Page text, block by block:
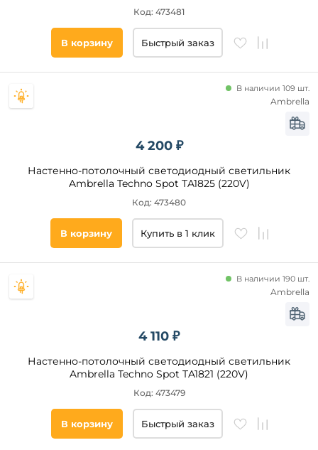
С USB-
Наличие
Подобрать
Код: 473481
В корзину Быстрый заказ
4 200 ₽
Настенно-потолочный светодиодный светильник
Ambrella Techno Spot TA1825 (220V)
В наличии 109 шт.
Код: 473480
Ambrella
В корзину Купить в 1 клик
4 110 ₽
Настенно-потолочный светодиодный светильник
Ambrella Techno Spot TA1821 (220V)
В наличии 190 шт.
Код: 473479
Ambrella
В корзину Быстрый заказ